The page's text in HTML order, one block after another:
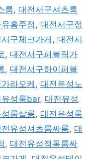
룸, 대전서구셔츠룸
흥주점 , 대전서구정
구체크가게 , 대전서
, 대전서구퍼블릭가
, 대전서구하이퍼블
라오케 , 대전유성노
성룸bar, 대전유성
룸살롱, 대전유성룸
유성셔츠룸싸롱, 대
, 대전유성정통룸싸